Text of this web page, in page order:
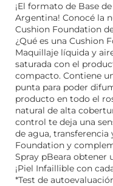
¡El formato de Base
Argentina! Conocé la
Cushion Foundation
¿Qué es una Cushion
Maquillaje líquida y
saturada con el
compacto. Contiene
punta para poder
producto en todo el
natural de alta
control te deja una
de agua,
Foundation y
Spray pBeara obtener
¡Piel Infaillible con
*Test de